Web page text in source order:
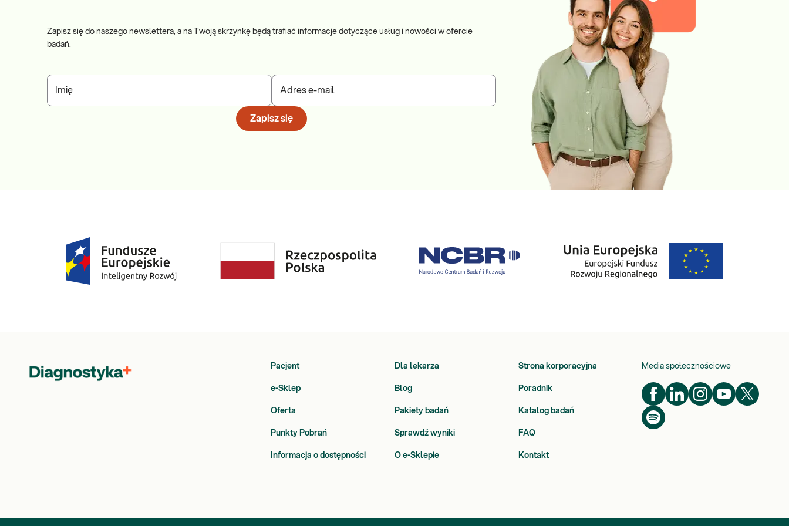
· pełny ekstrakt alergenów larwy muchówki, ochotki piórkowej – Chironomus plumosus, i71.
· Wykonanie badań z inicjatywy pacjenta, przed konsultacją z lekarzem, ułatwia specjaliście ukierunkowanie wywiadu z chorym,
umożliwiając rozpoznanie przyczyny i charakteru alergii na pierwszej wizycie.
· W przypadku jadów owadów błonkoskrzydłych wykonywanie testów skórnych łączy się z ryzykiem nasilonych reakcji
miejscowych oraz reakcji uogólnionych, niekiedy o nasileniu zagrażającym życiu badanego. W przypadku tego zestawu badań, jedyną
Zapisz się do naszego newslettera, a na Twoją skrzynkę będą trafiać informacje dotyczące usług i nowości w ofercie
badań.
Imię Adres e-mail
Zapisz się
Pacjent Dla lekarza Strona korporacyjna
e-Sklep Blog Poradnik
Oferta Pakiety badań Katalog badań
Punkty Pobrań Sprawdź wyniki FAQ
Informacja o dostępności O e-Sklepie Kontakt
Media społecznościowe